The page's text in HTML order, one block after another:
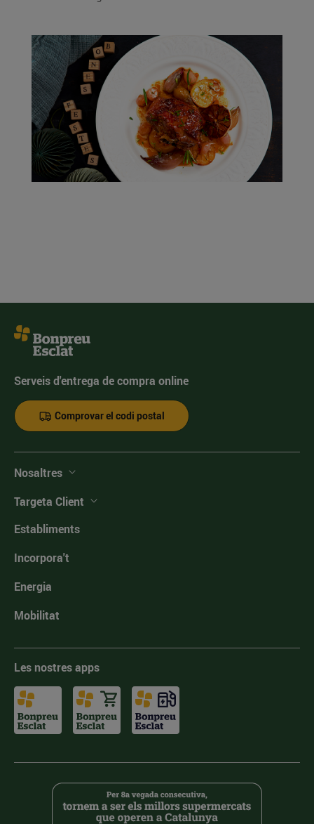
Serveis d'entrega de compra online
Comprovar el codi postal
Nosaltres
Targeta Client
Establiments
Incorpora't
Energia
Mobilitat
Les nostres apps